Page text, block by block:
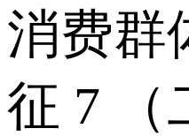
消费群
征 7 （